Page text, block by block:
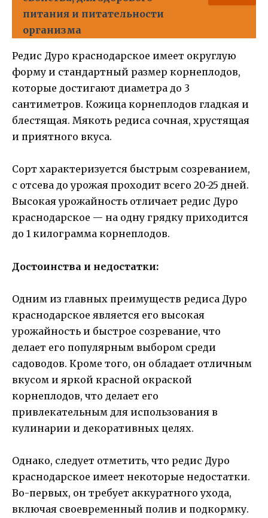
питания и питательности
организма
Редис Дуро краснодарское имеет округлую
форму и стандартный размер корнеплодов,
которые достигают диаметра до 3
сантиметров. Кожица корнеплодов гладкая и
блестящая. Мякоть редиса сочная, хрустящая
и приятного вкуса.
Сорт характеризуется быстрым созреванием,
с отсева до урожая проходит всего 20-25 дней.
Высокая урожайность отличает редис Дуро
краснодарское — на одну грядку приходится
до 1 килограмма корнеплодов.
Достоинства и недостатки:
Одним из главных преимуществ редиса Дуро
краснодарское является его высокая
урожайность и быстрое созревание, что
делает его популярным выбором среди
садоводов. Кроме того, он обладает отличным
вкусом и яркой красной окраской
корнеплодов, что делает его
привлекательным для использования в
кулинарии и декоративных целях.
Однако, следует отметить, что редис Дуро
краснодарское имеет некоторые недостатки.
Во-первых, он требует аккуратного ухода,
включая своевременный полив и подкормку.